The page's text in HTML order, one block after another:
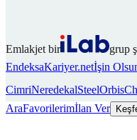
Emlakjet bir
grup
EndeksaKariyer.netİşin
CimriNeredekalSteelOrbis
AraFavorilerimİlan Ver